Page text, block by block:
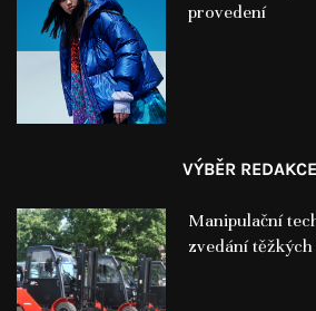
provedení
VÝBĚR REDAKCE
Manipulační
zvedání